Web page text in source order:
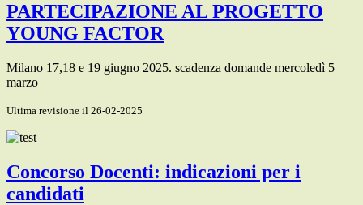
PARTECIPAZIONE AL PROGETTO
YOUNG FACTOR
Milano 17,18 e 19 giugno 2025. scadenza domande mercoledì 5
marzo
Ultima revisione il 26-02-2025
Concorso Docenti: indicazioni per i
candidati